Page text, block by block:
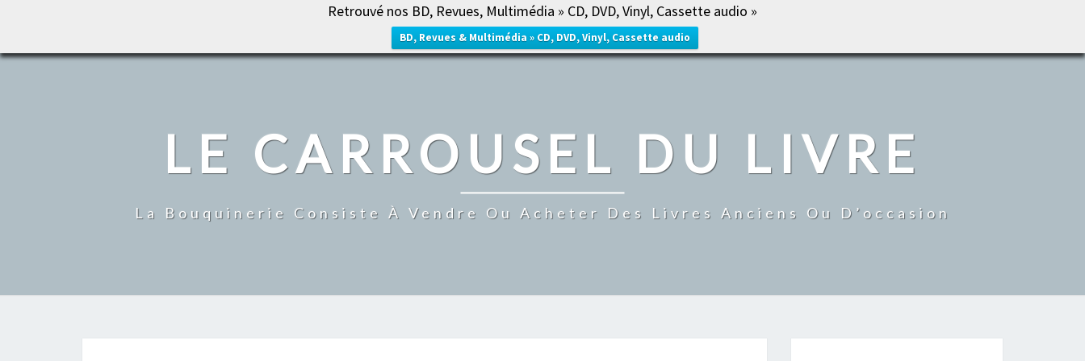
Retrouvé nos BD, Revues, Multimédia » CD, DVD, Vinyl, Cassette audio »
BD, Revues & Multimédia » CD, DVD, Vinyl, Cassette audio
ACCUEIL
LE CARROUSEL DU LIVRE
La Bouquinerie Consiste À Vendre Ou Acheter Des Livres Anciens Ou D’occasion